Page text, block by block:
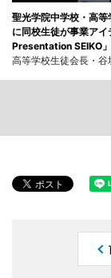
聖光学院中学校・高
に同校生徒が事業ア
Presentation SEIKO」
高等学校生徒会長・谷